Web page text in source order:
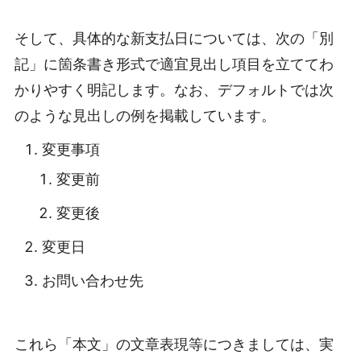
そして、具体的な新支払日については、次の「別
記」に箇条書き形式で適宜見出し項目を立ててわ
かりやすく明記します。なお、デフォルトでは次
のような見出しの例を掲載しています。
変更事項
変更前
変更後
変更日
お問い合わせ先
これら「本文」の文章表現等につきましては、実